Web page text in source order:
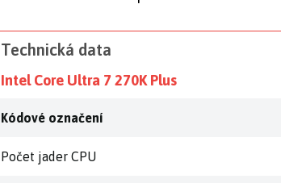
Technická data
Intel Core Ultra 7 270K Plus
Kódové označení
Počet jader CPU